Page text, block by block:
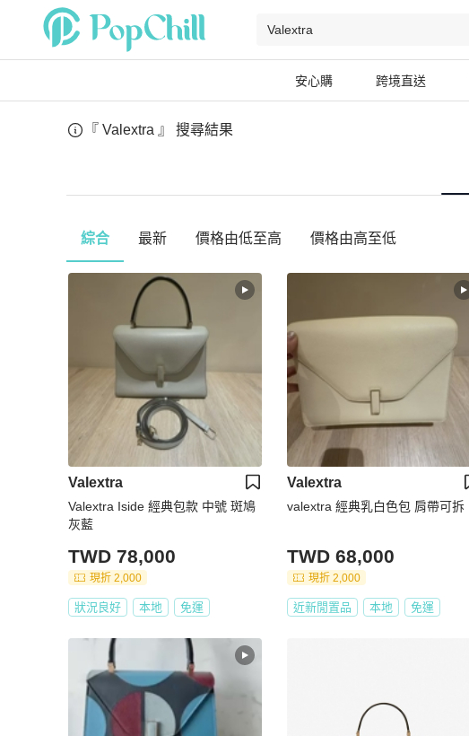
安心購 跨境直送
『 Valextra 』 搜尋結果
綜合 最新 價格由低至高 價格由高至低
Valextra
Valextra Iside 經典包款 中號 斑鳩
灰藍
TWD 78,000
現折 2,000
狀況良好 本地 免運
Valextra
valextra 經典乳白色包 肩帶可拆
TWD 68,000
現折 2,000
近新閒置品 本地 免運